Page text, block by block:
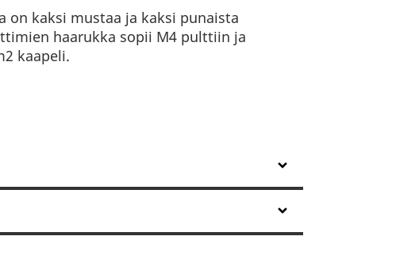
on kaksi mustaa ja kaksi punaista
haarukka sopii M4 pulttiin ja
kaapeli.